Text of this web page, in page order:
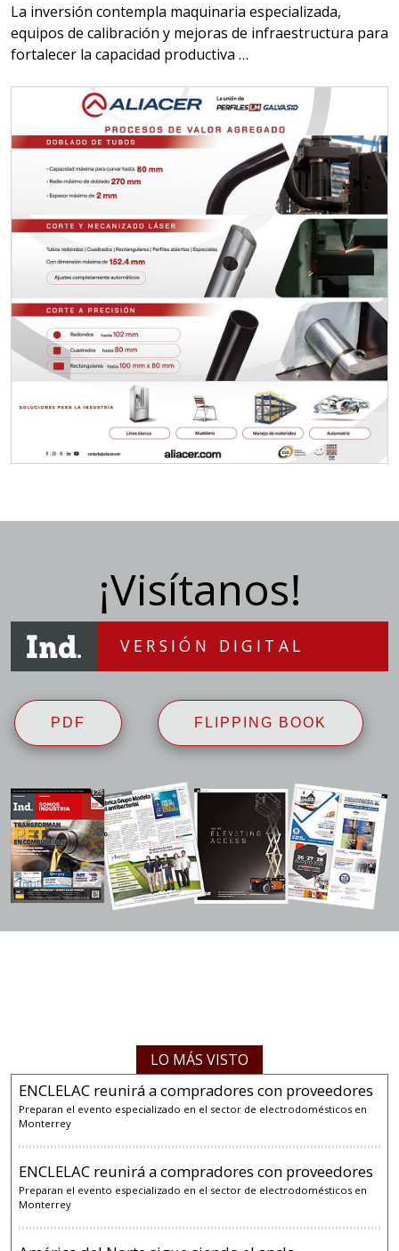
La inversión contempla maquinaria especializada,
equipos de calibración y mejoras de infraestructura para
fortalecer la capacidad productiva …
¡Visítanos!
VERSIÓN DIGITAL
PDF FLIPPING BOOK
LO MÁS VISTO
ENCLELAC reunirá a compradores con proveedores
Preparan el evento especializado en el sector de electrodomésticos en
Monterrey
ENCLELAC reunirá a compradores con proveedores
Preparan el evento especializado en el sector de electrodomésticos en
Monterrey